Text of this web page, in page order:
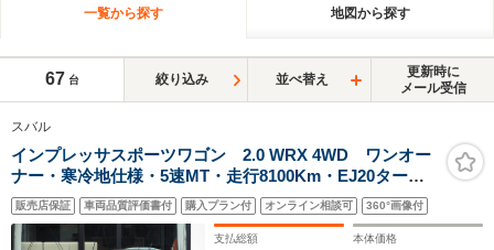
一覧から探す 地図から探す
67 台 絞り込み 並べ替え
更新時に
メール受信
スバル
インプレッサスポーツワゴン 2.0 WRX 4WD ワンオー
ナー・寒冷地仕様・5速MT・走行8100Km・EJ20ター
ボ・250PS・オプション3連メーター・新品タイヤ・ノー
マル車両・ドライブレコーダー前後・キーレス・HID・
ETC・ディーラー整備記録簿7枚有・試乗可
販売店保証 車両品質評価書付 購入プラン付 オンライン相談可 360°画像付
支払総額 本体価格